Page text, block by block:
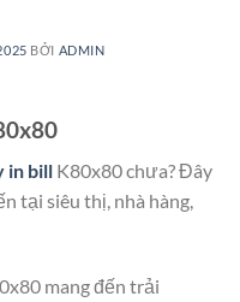
BỞI ADMIN
in bill K80x80 chưa? Đây
tại siêu thị, nhà hàng,
mang đến trải